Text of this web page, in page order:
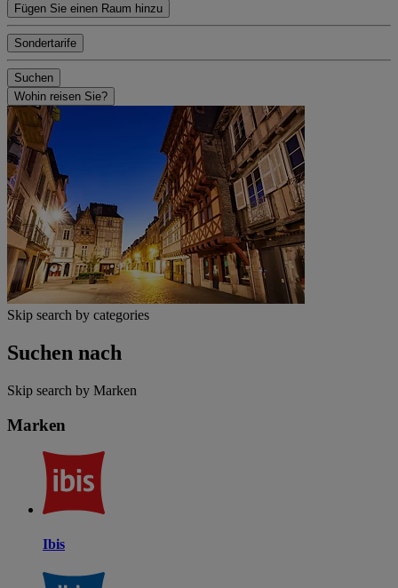
Fügen Sie einen Raum hinzu
Sondertarife
Suchen
Wohin reisen Sie?
Skip search by categories
Suchen nach
Skip search by Marken
Marken
Ibis